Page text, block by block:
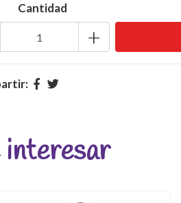
Cantidad
+
interesar